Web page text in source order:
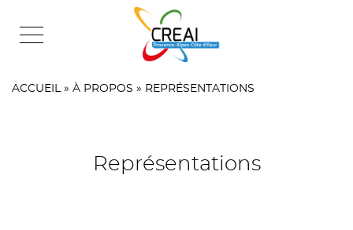
ACCUEIL » À PROPOS » REPRÉSENTATIONS
Représentations